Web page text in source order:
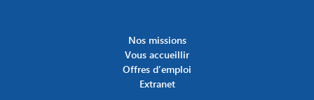
Nos missions
Vous accueillir
Offres d’emploi
Extranet